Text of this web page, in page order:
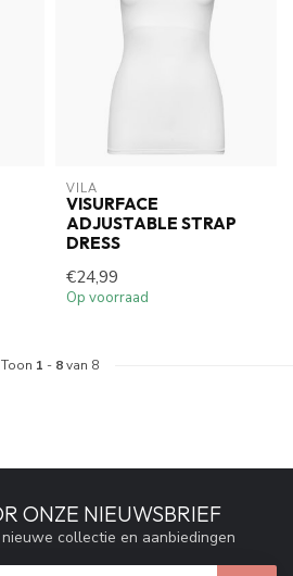
VILA
VISURFACE
ADJUSTABLE STRAP
DRESS
€24,99
Op voorraad
Toon 1 - 8van 8
ONZE NIEUWSBRIEF
collectie en aanbiedingen